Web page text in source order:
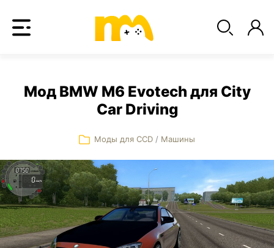
Мод BMW M6 Evotech для City
Car Driving
Моды для CCD / Машины